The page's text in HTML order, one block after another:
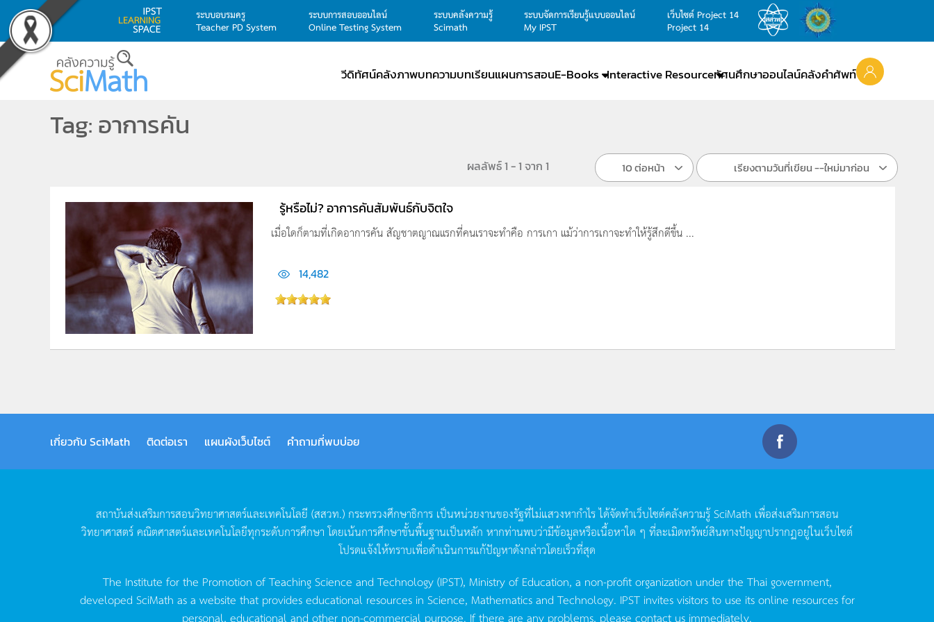
Skip to main content
ระบบอบรมครู
Teacher PD System
ระบบการสอบออนไลน์
Online Testing System
ระบบคลังความรู้
Scimath
ระบบจัดการเรียนรู้แบบออนไลน์
My IPST
เว็บไซต์ Project 14
Project 14
วีดิทัศน์คลังภาพบทความบทเรียนแผนการสอนE-Books Interactive Resourceทัศนศึกษาออนไลน์คลังคำศัพท์
Tag: อาการคัน
ผลลัพธ์ 1 - 1 จาก 1 10 ต่อหน้า เรียงตามวันที่เขียน --ใหม่มาก่อน
รู้หรือไม่? อาการคันสัมพันธ์กับจิตใจ
เมื่อใดก็ตามที่เกิดอาการคัน สัญชาตญาณแรกที่คนเราจะทำคือ การเกา แม้ว่าการเกาจะทำให้รู้สึกดีขึ้น ...
14,482
เกี่ยวกับ SciMath ติดต่อเรา แผนผังเว็บไซต์ คำถามที่พบบ่อย
สถาบันส่งเสริมการสอนวิทยาศาสตร์และเทคโนโลยี (สสวท.) กระทรวงศึกษาธิการ เป็นหน่วยงานของรัฐที่ไม่แสวงหากำไรได้จัดทำเว็บไซต์คลังความรู้SciMath เพื่อส่งเสริมการสอน
วิทยาศาสตร์คณิตศาสตร์และเทคโนโลยีทุกระดับการศึกษา โดยเน้นการศึกษาขั้นพื้นฐานเป็นหลัก หากท่านพบว่ามีข้อมูลหรือเนื้อหาใด ๆ ที่ละเมิดทรัพย์สินทางปัญญาปรากฏอยู่ในเว็บไซต์
โปรดแจ้งให้ทราบเพื่อดำเนินการแก้ปัญหาดังกล่าวโดยเร็วที่สุด
The Institute for the Promotion of Teaching Science and Technology (IPST), Ministry of Education, a non-profit organization under the Thai government,
developed SciMath as a website that provides educational resources in Science, Mathematics and Technology. IPST invites visitors to use its online resources for
personal, educational and other non-commercial purpose. If there are any problems, please contact us immediately.